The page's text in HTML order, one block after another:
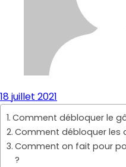
18 juillet 2021
Comment débloquer le
Comment débloquer les
Comment on fait pour
?